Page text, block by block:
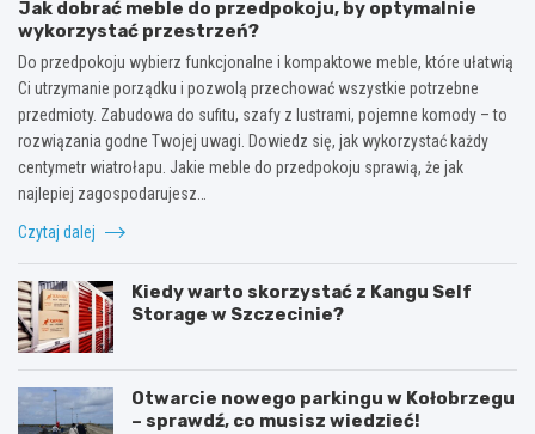
Jak dobrać meble do przedpokoju, by optymalnie
wykorzystać przestrzeń?
Do przedpokoju wybierz funkcjonalne i kompaktowe meble, które ułatwią
Ci utrzymanie porządku i pozwolą przechować wszystkie potrzebne
przedmioty. Zabudowa do sufitu, szafy z lustrami, pojemne komody – to
rozwiązania godne Twojej uwagi. Dowiedz się, jak wykorzystać każdy
centymetr wiatrołapu. Jakie meble do przedpokoju sprawią, że jak
najlepiej zagospodarujesz…
Czytaj dalej
Kiedy warto skorzystać z Kangu Self
Storage w Szczecinie?
Otwarcie nowego parkingu w Kołobrzegu
– sprawdź, co musisz wiedzieć!